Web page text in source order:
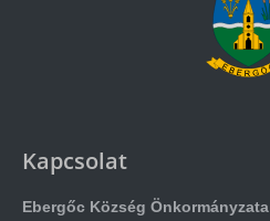
Kapcsolat
Ebergőc Község Önkormányzata